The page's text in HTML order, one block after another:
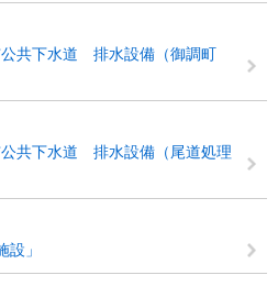
共下水道 排水設備（御調町
共下水道 排水設備（尾道処理
」